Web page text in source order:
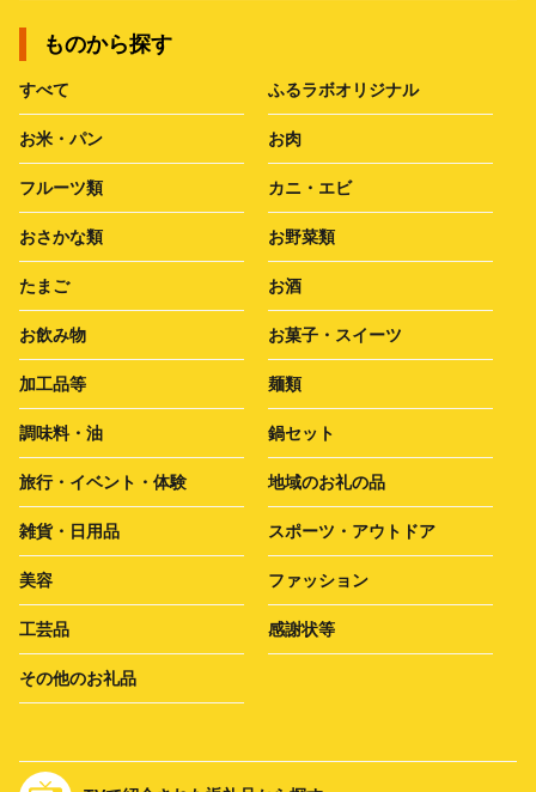
ものから探す
すべて ふるラボオリジナル
お米・パン お肉
フルーツ類 カニ・エビ
おさかな類 お野菜類
たまご お酒
お飲み物 お菓子・スイーツ
加工品等 麺類
調味料・油 鍋セット
旅行・イベント・体験 地域のお礼の品
雑貨・日用品 スポーツ・アウトドア
美容 ファッション
工芸品 感謝状等
その他のお礼品